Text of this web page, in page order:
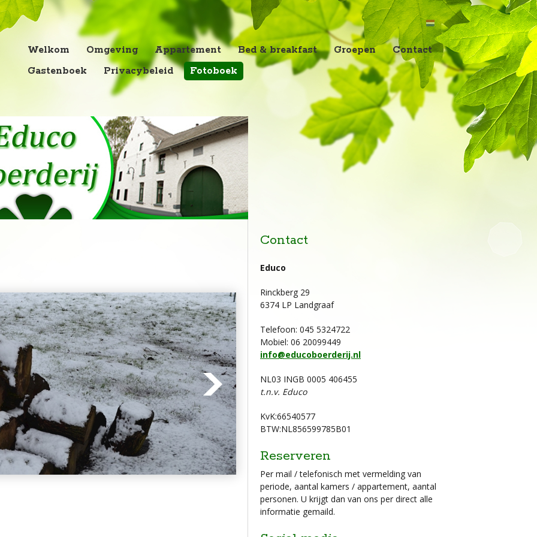
Welkom Omgeving Appartement Bed & breakfast Groepen
Contact
Gastenboek
Privacybeleid Fotoboek
Contact
Educo
Rinckberg 29
6374 LP Landgraaf
Telefoon: 045 5324722
Mobiel: 06 20099449
info@educoboerderij.nl
NL03 INGB 0005 406455
t.n.v. Educo
KvK:66540577
BTW:NL856599785B01
Reserveren
Per mail / telefonisch met vermelding van
periode, aantal kamers / appartement, aantal
personen. U krijgt dan van ons per direct alle
informatie gemaild.